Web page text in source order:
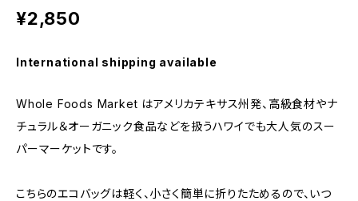
¥2,850
International shipping available
Whole Foods Market はアメリカテキサス州発、高級食材やナ
チュラル＆オーガニック食品などを扱うハワイでも大人気のスー
パーマーケットです。
こちらのエコバッグは軽く、小さく簡単に折りたためるので、いつ